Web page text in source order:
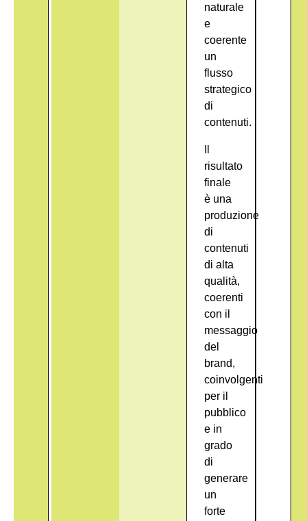
naturale
e
coerente
un
flusso
strategico
di
contenuti.
risultato
finale
è una
produzione
di
contenuti
dialta
qualità,
coerenti
con il
messaggio
del
brand,
coinvolgenti
per il
pubblico
e in
grado
di
generare
un
forte